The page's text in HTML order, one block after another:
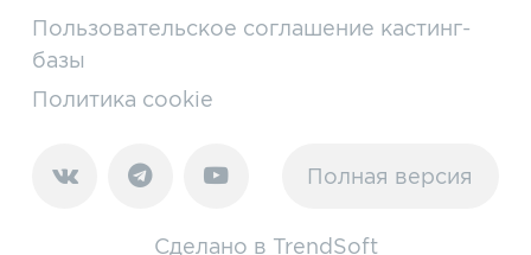
Пользовательское соглашение кастинг-
базы
Политика cookie
Полная версия
Сделано в TrendSoft